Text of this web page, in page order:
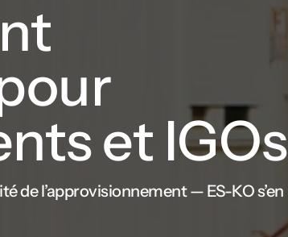
et IGOs
de l’approvisionnement — ES-KO s’en